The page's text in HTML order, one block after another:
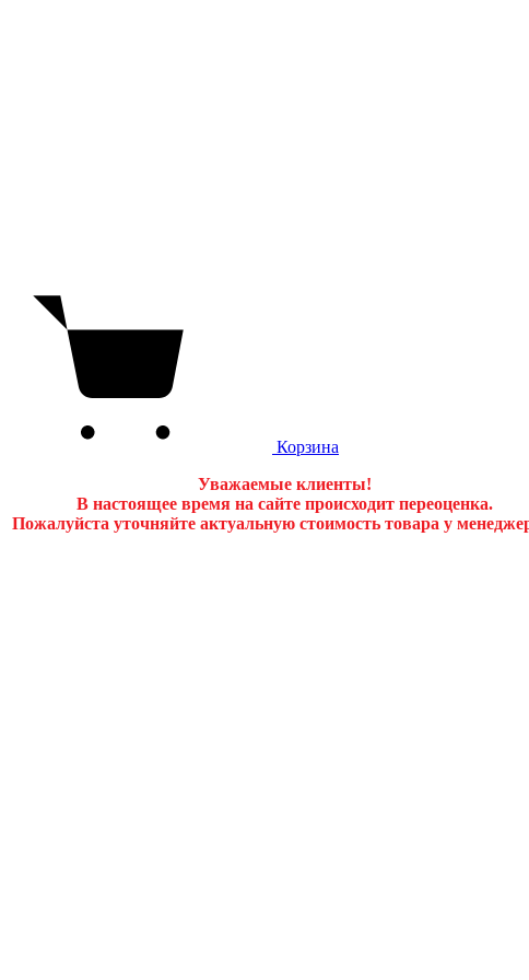
Корзина
Уважаемые клиенты!
В настоящее время на сайте происходит переоценка.
Пожалуйста уточняйте актуальную стоимость товара у